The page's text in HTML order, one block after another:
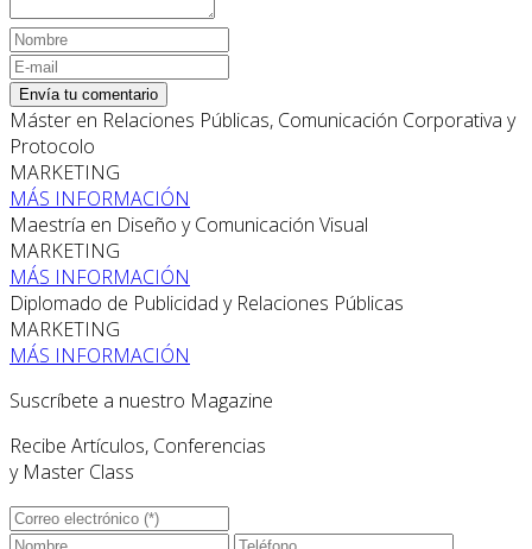
Envía tu comentario
Máster en Relaciones Públicas, Comunicación Corporativa y
Protocolo
MARKETING
MÁS INFORMACIÓN
Maestría en Diseño y Comunicación Visual
MARKETING
MÁS INFORMACIÓN
Diplomado de Publicidad y Relaciones Públicas
MARKETING
MÁS INFORMACIÓN
Suscríbete a nuestro Magazine
Recibe Artículos, Conferencias
y Master Class